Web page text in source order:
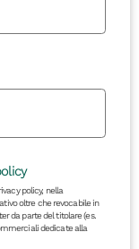
policy, nella
oltre che revocabile in
da parte del titolare (es.
dedicate alla